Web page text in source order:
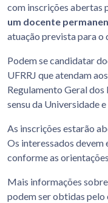
com inscrições abertas
um docente
atuação prevista para o
Podem se candidatar
UFRRJ que atendam
Regulamento Geral
sensu da Universidade
As inscrições estarão
Os interessados devem
conforme as
Mais informações
podem ser obtidas pelo